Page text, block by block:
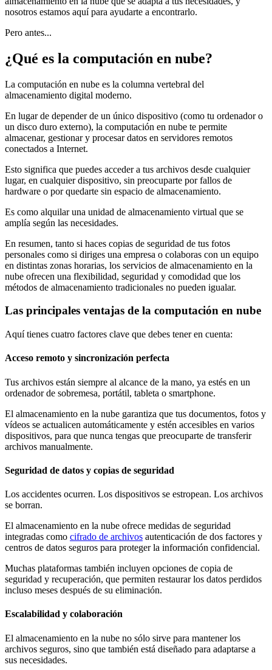
nosotros estamos aquí para ayudarte a encontrarlo.
Pero antes...
¿Qué es la computación en nube?
La computación en nube es la columna vertebral del
almacenamiento digital moderno.
En lugar de depender de un único dispositivo (como tu ordenador o
un disco duro externo), la computación en nube te permite
almacenar, gestionar y procesar datos en servidores remotos
conectados a Internet.
Esto significa que puedes acceder a tus archivos desde cualquier
lugar, en cualquier dispositivo, sin preocuparte por fallos de
hardware o por quedarte sin espacio de almacenamiento.
Es como alquilar una unidad de almacenamiento virtual que se
amplía según las necesidades.
En resumen, tanto si haces copias de seguridad de tus fotos
personales como si diriges una empresa o colaboras con un equipo
en distintas zonas horarias, los servicios de almacenamiento en la
nube ofrecen una flexibilidad, seguridad y comodidad que los
métodos de almacenamiento tradicionales no pueden igualar.
Las principales ventajas de la computación en nube
Aquí tienes cuatro factores clave que debes tener en cuenta:
Acceso remoto y sincronización perfecta
Tus archivos están siempre al alcance de la mano, ya estés en un
ordenador de sobremesa, portátil, tableta o smartphone.
El almacenamiento en la nube garantiza que tus documentos, fotos y
vídeos se actualicen automáticamente y estén accesibles en varios
dispositivos, para que nunca tengas que preocuparte de transferir
archivos manualmente.
Seguridad de datos y copias de seguridad
Los accidentes ocurren. Los dispositivos se estropean. Los archivos
se borran.
El almacenamiento en la nube ofrece medidas de seguridad
integradas como cifrado de archivos autenticación de dos factores y
centros de datos seguros para proteger la información confidencial.
Muchas plataformas también incluyen opciones de copia de
seguridad y recuperación, que permiten restaurar los datos perdidos
incluso meses después de su eliminación.
Escalabilidad y colaboración
El almacenamiento en la nube no sólo sirve para mantener los
archivos seguros, sino que también está diseñado para adaptarse a
sus necesidades.